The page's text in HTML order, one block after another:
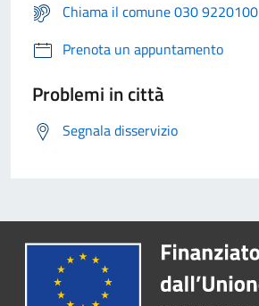
Chiama il comune 030 9220100
Prenota un appuntamento
Problemi in città
Segnala disservizio